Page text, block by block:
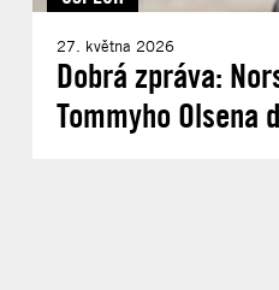
27. května 2026
Dobrá zpráva:
Tommyho Olsena